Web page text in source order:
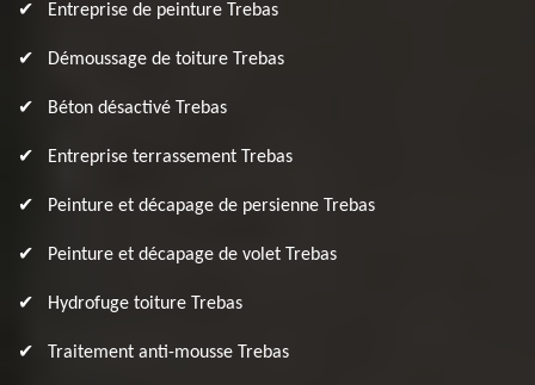
Entreprise de peinture Trebas
Démoussage de toiture Trebas
Béton désactivé Trebas
Entreprise terrassement Trebas
Peinture et décapage de persienne Trebas
Peinture et décapage de volet Trebas
Hydrofuge toiture Trebas
Traitement anti-mousse Trebas